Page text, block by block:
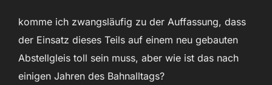
komme ich zwangsläufig zu der Auffassung, dass
der Einsatz dieses Teils auf einem neu gebauten
Abstellgleis toll sein muss, aber wie ist das nach
einigen Jahren des Bahnalltags?